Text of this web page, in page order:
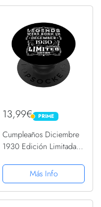
13,99€ PRIME
PRIME
Cumpleaños Diciembre
1930 Edición Limitada
PopSockets PopGrip
Intercambiable
Más Info